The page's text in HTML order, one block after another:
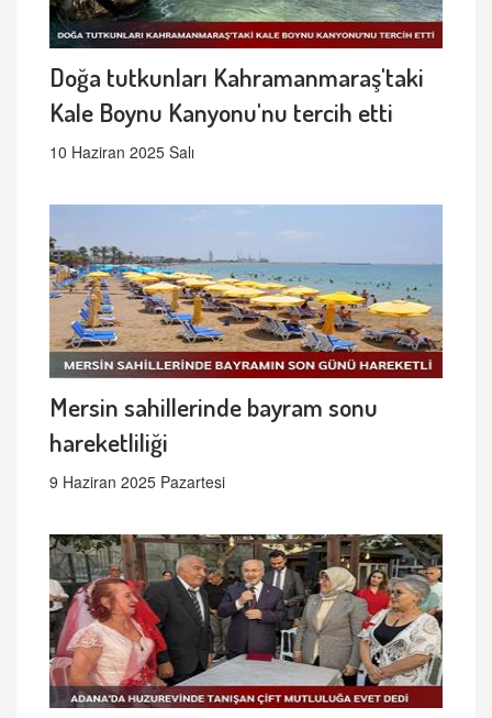
Doğa tutkunları Kahramanmaraş'taki
Kale Boynu Kanyonu'nu tercih etti
10 Haziran 2025 Salı
Mersin sahillerinde bayram sonu
hareketliliği
9 Haziran 2025 Pazartesi